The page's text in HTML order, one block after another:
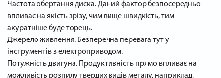
Частота обертання диска. Даний фактор безпосередньо
впливає на якість зрізу, чим вище швидкість, тим
акуратніше буде торець.
Джерело живлення. Безперечна перевага тут у
інструментів з електроприводом.
Потужність двигуна. Продуктивність прямо впливає на
можливість розпилу твердих видів металу, наприклад,